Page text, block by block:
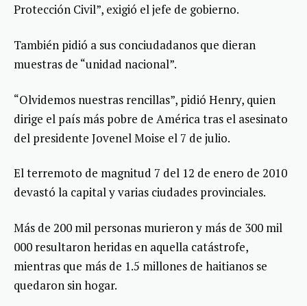
Protección Civil”, exigió el jefe de gobierno.
También pidió a sus conciudadanos que dieran
muestras de “unidad nacional”.
“Olvidemos nuestras rencillas”, pidió Henry, quien
dirige el país más pobre de América tras el asesinato
del presidente Jovenel Moise el 7 de julio.
El terremoto de magnitud 7 del 12 de enero de 2010
devastó la capital y varias ciudades provinciales.
Más de 200 mil personas murieron y más de 300 mil
000 resultaron heridas en aquella catástrofe,
mientras que más de 1.5 millones de haitianos se
quedaron sin hogar.